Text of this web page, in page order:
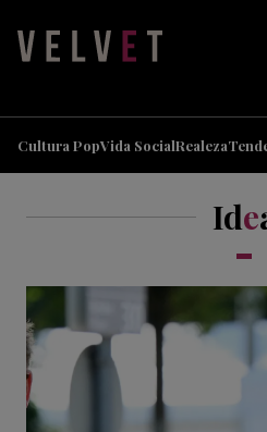
Cultura PopVida SocialRealeza
Ide